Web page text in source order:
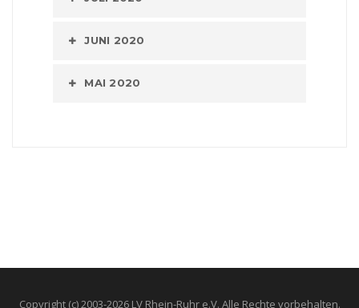
JUNI 2020
MAI 2020
Copyright (c) 2003-2026 LV Rhein-Ruhr e.V. Alle Rechte vorbehalten.